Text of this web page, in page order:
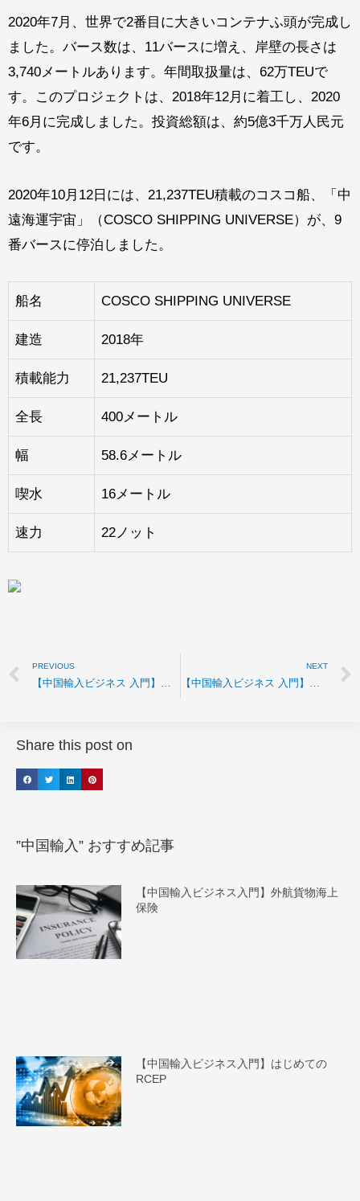
2020年7月、世界で2番目に大きいコンテナふ頭が完成し
ました。バース数は、11バースに増え、岸壁の長さは
3,740メートルあります。年間取扱量は、62万TEUで
す。このプロジェクトは、2018年12月に着工し、2020
年6月に完成しました。投資総額は、約5億3千万人民元
です。
2020年10月12日には、21,237TEU積載のコスコ船、「中
遠海運宇宙」（COSCO SHIPPING UNIVERSE）が、9
番バースに停泊しました。
船名 COSCO SHIPPING UNIVERSE
建造 2018年
積載能力 21,237TEU
全長 400メートル
幅 58.6メートル
喫水 16メートル
速力 22ノット
PREVIOUS NEXT
Share this post on
”中国輸入” おすすめ記事
【中国輸入ビジネス入門】外航貨物海上
保険
【中国輸入ビジネス入門】はじめての
RCEP